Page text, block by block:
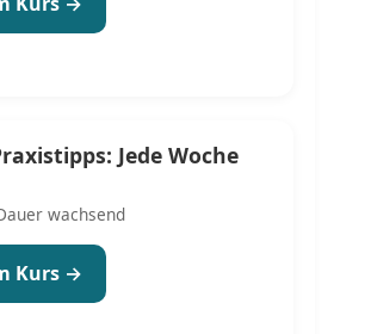
Jede Woche
wachsend
Kurs →